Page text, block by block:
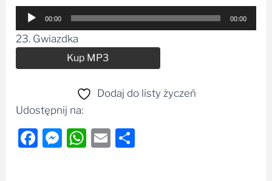
Odtwarzacz
plików
dźwiękowych
00:00 00:00
23. Gwiazdka
Kup MP3
Dodaj do listy życzeń
Udostępnij na:
Facebook
Messenger
WhatsApp
Email